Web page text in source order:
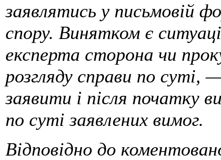
заявлятись у письмовій
спору. Винятком є
експерта сторона чи
розгляду справи по суті,
заявити і після початку
по суті заявлених вимог.
Відповідно до